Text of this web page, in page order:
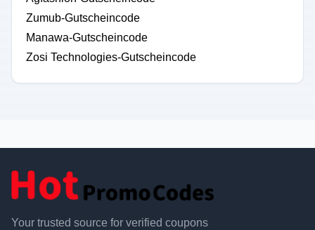
Zumub-Gutscheincode
Manawa-Gutscheincode
Zosi Technologies-Gutscheincode
Your trusted source for verified coupons